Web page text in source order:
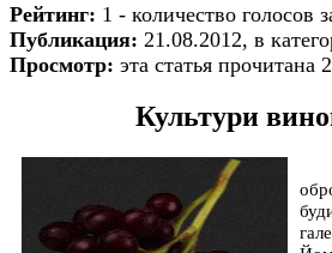
Рейтинг: 1 - количество голосов
Публикация: 21.08.2012, в
Просмотр: эта статья прочитана
Культури